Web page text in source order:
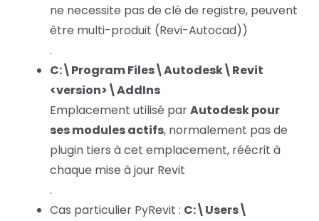
ne necessite pas de clé de registre, peuvent
être multi-produit (Revi-Autocad))
.
C:\Program Files\Autodesk\Revit
<version>\AddIns
Emplacement utilisé parAutodesk pour
ses modules actifs, normalement pas de
plugin tiers à cet emplacement, réécrit à
chaque mise à jour Revit
.
Cas particulier PyRevit : C:\Users\